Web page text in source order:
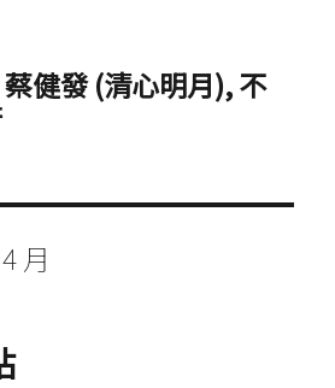
健發 (清心明月), 不
月